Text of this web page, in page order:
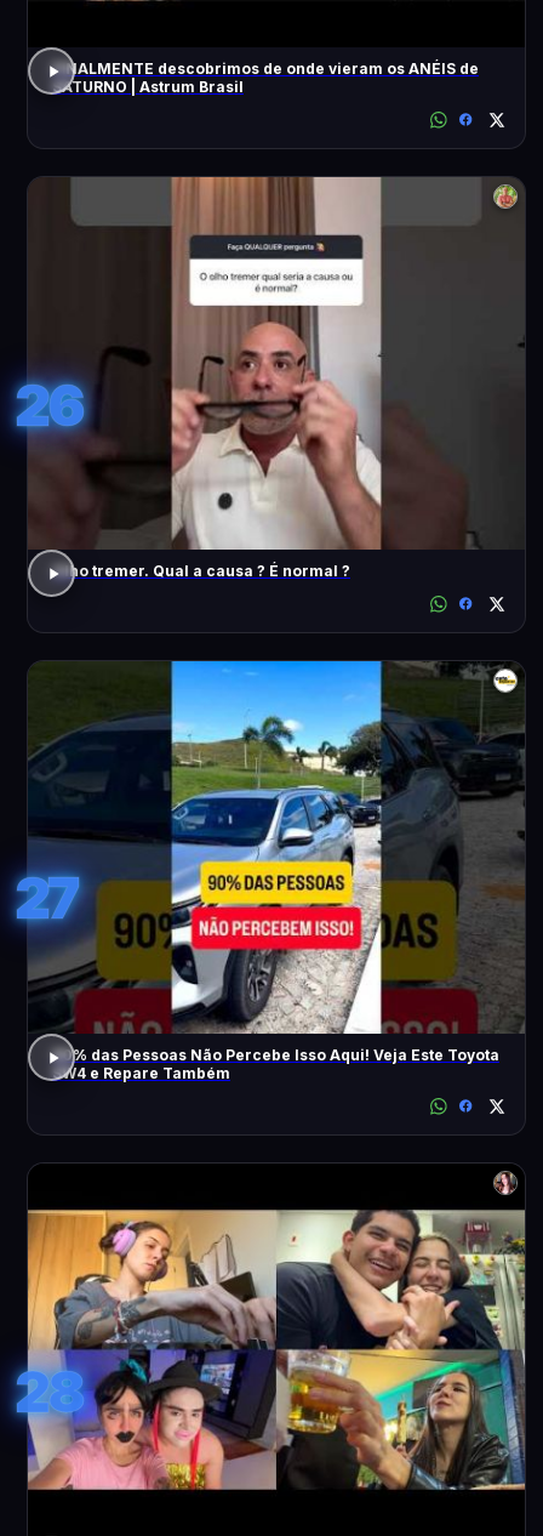
FINALMENTE descobrimos de onde vieram os ANÉIS de
SATURNO | Astrum Brasil
26
Olho tremer. Qual a causa ? É normal ?
27
90% das Pessoas Não Percebe Isso Aqui! Veja Este Toyota
SW4 e Repare Também
28